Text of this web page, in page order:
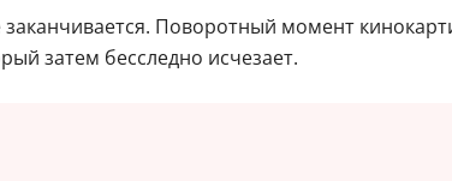
Поворотный момент
затем бесследно исчезает.